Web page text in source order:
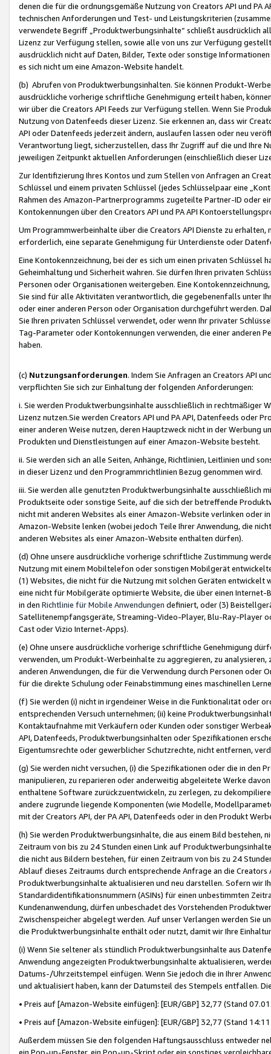
denen die für die ordnungsgemäße Nutzung von Creators API und PA
technischen Anforderungen und Test- und Leistungskriterien
verwendete Begriff „Produktwerbungsinhalte“ schließt ausdrücklich
Lizenz zur Verfügung stellen, sowie alle von uns zur Verfügung
ausdrücklich nicht auf Daten, Bilder, Texte oder sonstige
es sich nicht um eine Amazon-Website handelt.
(b) Abrufen von Produktwerbungsinhalten. Sie können Produkt-
ausdrückliche vorherige schriftliche Genehmigung erteilt haben,
wir über die Creators API Feeds zur Verfügung stellen. Wenn Sie
Nutzung von Datenfeeds dieser Lizenz. Sie erkennen an, dass wir
API oder Datenfeeds jederzeit ändern, auslaufen lassen oder neu
Verantwortung liegt, sicherzustellen, dass Ihr Zugriff auf die und Ihre
jeweiligen Zeitpunkt aktuellen Anforderungen (einschließlich dieser
Zur Identifizierung Ihres Kontos und zum Stellen von Anfragen an
Schlüssel und einem privaten Schlüssel (jedes Schlüsselpaar eine
Rahmen des Amazon-Partnerprogramms zugeteilte Partner-ID oder
Kontokennungen über den Creators API und PA API
Um Programmwerbeinhalte über die Creators API Dienste zu
erforderlich, eine separate Genehmigung für Unterdienste oder
Eine Kontokennzeichnung, bei der es sich um einen privaten
Geheimhaltung und Sicherheit wahren. Sie dürfen Ihren privaten
Personen oder Organisationen weitergeben. Eine
Sie sind für alle Aktivitäten verantwortlich, die gegebenenfalls unter
oder einer anderen Person oder Organisation durchgeführt werden.
Sie Ihren privaten Schlüssel verwendet, oder wenn Ihr privater
Tag-Parameter oder Kontokennungen verwenden, die einer anderen
haben.
(c) Nutzungsanforderungen. Indem Sie Anfragen an Creators API
verpflichten Sie sich zur Einhaltung der folgenden Anforderungen:
i. Sie werden Produktwerbungsinhalte ausschließlich in rechtmäßiger
Lizenz nutzen.Sie werden Creators API und PA API, Datenfeeds oder
einer anderen Weise nutzen, deren Hauptzweck nicht in der Werbung
Produkten und Dienstleistungen auf einer Amazon-Website besteht.
ii. Sie werden sich an alle Seiten, Anhänge, Richtlinien, Leitlinien und
in dieser Lizenz und den Programmrichtlinien Bezug genommen wird.
iii. Sie werden alle genutzten Produktwerbungsinhalte ausschließlich
Produktseite oder sonstige Seite, auf die sich der betreffende
nicht mit anderen Websites als einer Amazon-Website verlinken oder
Amazon-Website lenken (wobei jedoch Teile Ihrer Anwendung, die
anderen Websites als einer Amazon-Website enthalten dürfen).
(d) Ohne unsere ausdrückliche vorherige schriftliche Zustimmung
Nutzung mit einem Mobiltelefon oder sonstigen Mobilgerät
(1) Websites, die nicht für die Nutzung mit solchen Geräten
eine nicht für Mobilgeräte optimierte Website, die über einen
in den Richtlinie für Mobile Anwendungen definiert, oder (3)
Satellitenempfangsgeräte, Streaming-Video-Player, Blu-Ray-Player
Cast oder Vizio Internet-Apps).
(e) Ohne unsere ausdrückliche vorherige schriftliche Genehmigung
verwenden, um Produkt-Werbeinhalte zu aggregieren, zu
anderen Anwendungen, die für die Verwendung durch Personen
für die direkte Schulung oder Feinabstimmung eines maschinellen
(f) Sie werden (i) nicht in irgendeiner Weise in die Funktionalität oder
entsprechenden Versuch unternehmen; (ii) keine
Kontaktaufnahme mit Verkäufern oder Kunden oder sonstiger
API, Datenfeeds, Produktwerbungsinhalten oder Spezifikationen
Eigentumsrechte oder gewerblicher Schutzrechte, nicht entfernen,
(g) Sie werden nicht versuchen, (i) die Spezifikationen oder die in
manipulieren, zu reparieren oder anderweitig abgeleitete Werke
enthaltene Software zurückzuentwickeln, zu zerlegen, zu
andere zugrunde liegende Komponenten (wie Modelle,
mit der Creators API, der PA API, Datenfeeds oder in den Produkt
(h) Sie werden Produktwerbungsinhalte, die aus einem Bild bestehen,
Zeitraum von bis zu 24 Stunden einen Link auf
die nicht aus Bildern bestehen, für einen Zeitraum von bis zu 24
Ablauf dieses Zeitraums durch entsprechende Anfrage an die
Produktwerbungsinhalte aktualisieren und neu darstellen. Sofern wir
Standardidentifikationsnummern (ASINs) für einen unbestimmten
Kundenanwendung, dürfen unbeschadet des Vorstehenden
Zwischenspeicher abgelegt werden. Auf unser Verlangen werden Sie
die Produktwerbungsinhalte enthält oder nutzt, damit wir Ihre
(i) Wenn Sie seltener als stündlich Produktwerbungsinhalte aus
Anwendung angezeigten Produktwerbungsinhalte aktualisieren,
Datums-/Uhrzeitstempel einfügen. Wenn Sie jedoch die in Ihrer
und aktualisiert haben, kann der Datumsteil des Stempels entfallen.
• Preis auf [Amazon-Website einfügen]: [EUR/GBP] 32,77 (Stand
• Preis auf [Amazon-Website einfügen]: [EUR/GBP] 32,77 (Stand
Außerdem müssen Sie den folgenden Haftungsausschluss entweder
ein Pop-up-Fenster, ein Pop-up-Skript oder ein sonstiges